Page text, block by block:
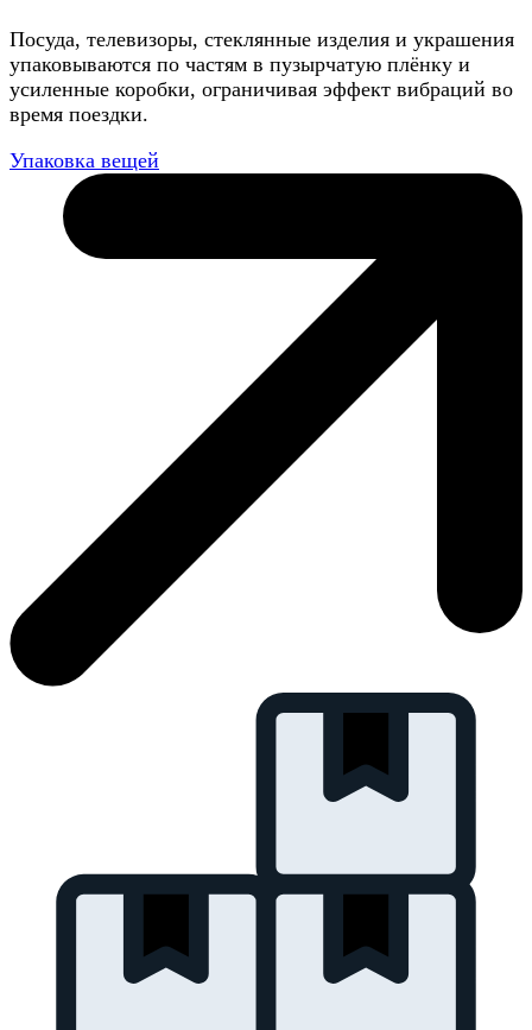
Посуда, телевизоры, стеклянные изделия и украшения
упаковываются по частям в пузырчатую плёнку и
усиленные коробки, ограничивая эффект вибраций во
время поездки.
Упаковка вещей